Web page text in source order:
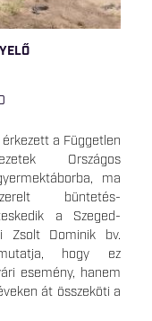
a Független
Országos
ma
büntetés-
a Szeged-
Zsolt Dominik bv.
hogy ez
esemény, hanem
át összeköti a